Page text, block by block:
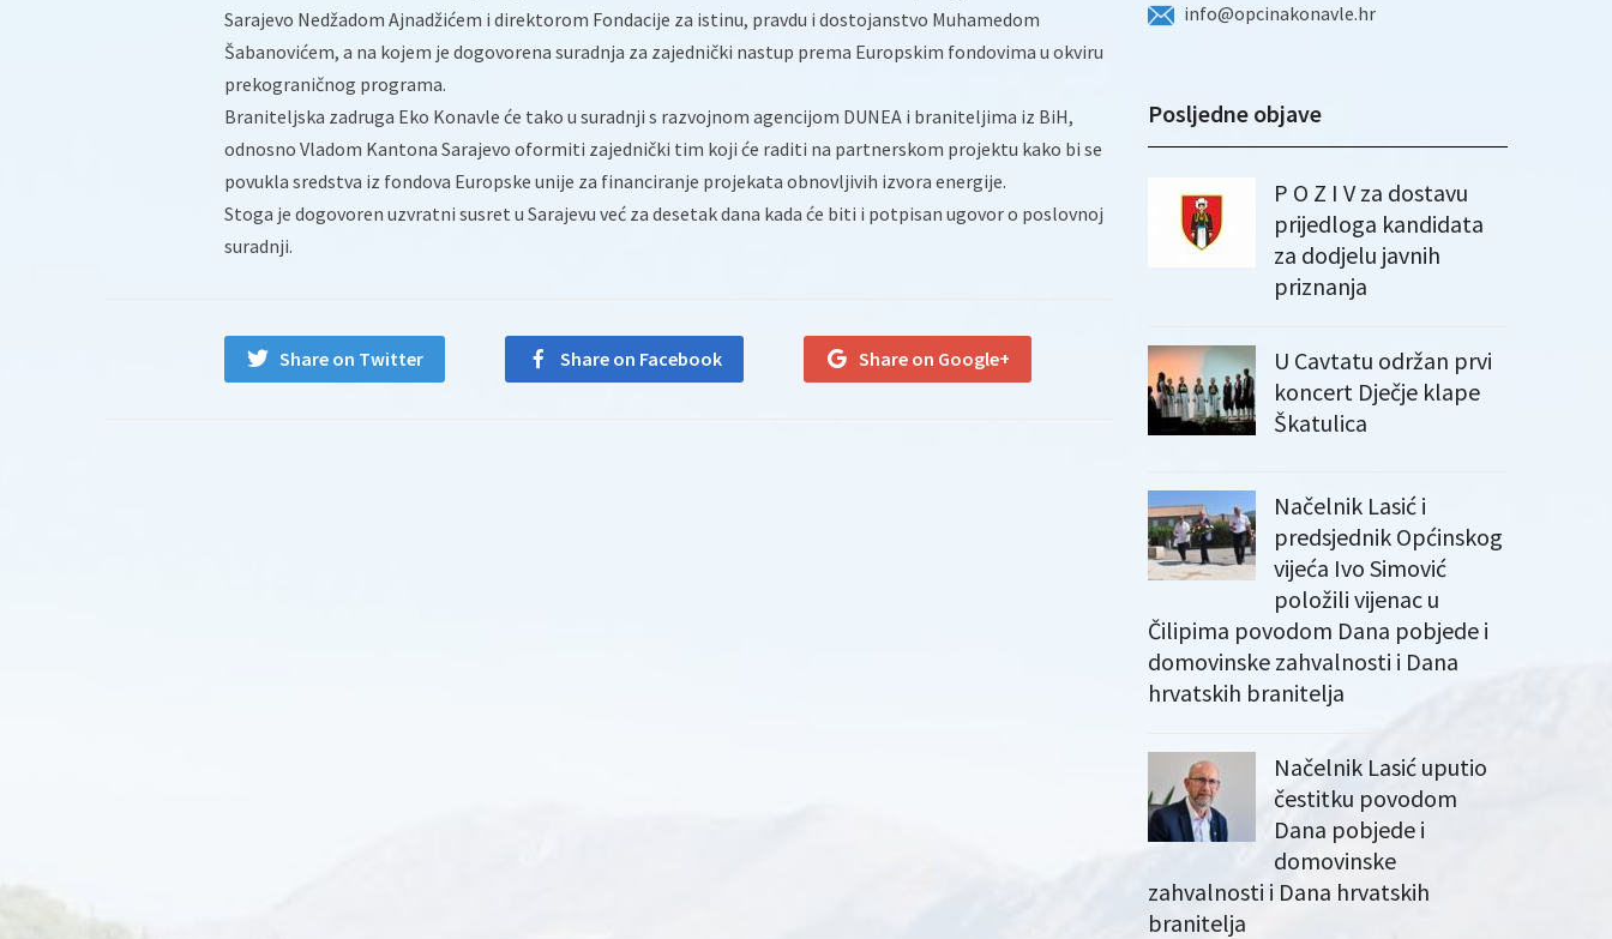
Sarajevo Nedžadom Ajnadžićem i direktorom Fondacije za istinu, pravdu i dostojanstvo Muhamedom
Šabanovićem, a na kojem je dogovorena suradnja za zajednički nastup prema Europskim fondovima u okviru
prekograničnog programa.
Braniteljska zadruga Eko Konavle će tako u suradnji s razvojnom agencijom DUNEA i braniteljima iz BiH,
odnosno Vladom Kantona Sarajevo oformiti zajednički tim koji će raditi na partnerskom projektu kako bi se
povukla sredstva iz fondova Europske unije za financiranje projekata obnovljivih izvora energije.
Stoga je dogovoren uzvratni susret u Sarajevu već za desetak dana kada će biti i potpisan ugovor o poslovnoj
suradnji.
Share on Twitter Share on Facebook Share on Google+
info@opcinakonavle.hr
Posljedne objave
P O Z I V za dostavu
prijedloga kandidata
za dodjelu javnih
priznanja
U Cavtatu održan prvi
koncert Dječje klape
Škatulica
Načelnik Lasić i
predsjednik Općinskog
vijeća Ivo Simović
položili vijenac u
Čilipima povodom Dana pobjede i
domovinske zahvalnosti i Dana
hrvatskih branitelja
Načelnik Lasić uputio
čestitku povodom
Dana pobjede i
domovinske
zahvalnosti i Dana hrvatskih
branitelja